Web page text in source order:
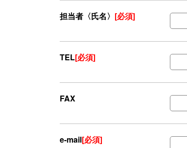
担当者〈氏名〉 [必須]
TEL[必須]
FAX
e-mail[必須]